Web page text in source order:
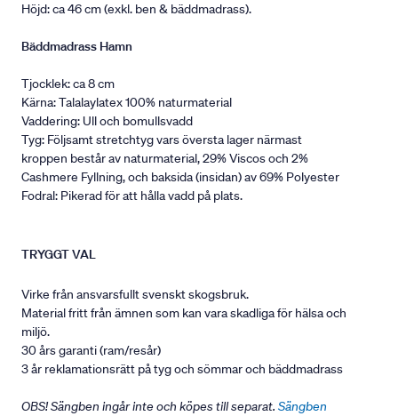
Höjd: ca 46 cm (exkl. ben & bäddmadrass).
Bäddmadrass Hamn
Tjocklek: ca 8 cm
Kärna: Talalaylatex 100% naturmaterial
Vaddering: Ull och bomullsvadd
Tyg: Följsamt stretchtyg vars översta lager närmast
kroppen består av naturmaterial, 29% Viscos och 2%
Cashmere Fyllning, och baksida (insidan) av 69% Polyester
Fodral: Pikerad för att hålla vadd på plats.
TRYGGT VAL
Virke från ansvarsfullt svenskt skogsbruk.
Material fritt från ämnen som kan vara skadliga för hälsa och
miljö.
30 års garanti (ram/resår)
3 år reklamationsrätt på tyg och sömmar och bäddmadrass
OBS! Sängben ingår inte och köpes till separat. Sängben